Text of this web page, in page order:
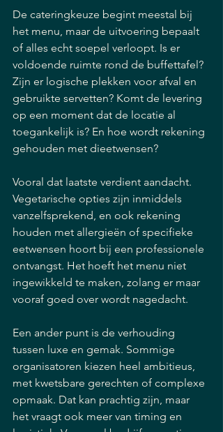
De cateringkeuze begint meestal bij
het menu, maar de uitvoering bepaalt
of alles echt soepel verloopt. Is er
voldoende ruimte rond de buffettafel?
Zijn er logische plekken voor afval en
gebruikte servetten? Komt de levering
op een moment dat de locatie al
toegankelijk is? En hoe wordt rekening
gehouden met dieetwensen?
Vooral dat laatste verdient aandacht.
Vegetarische opties zijn inmiddels
vanzelfsprekend, en ook rekening
houden met allergieën of specifieke
eetwensen hoort bij een professionele
ontvangst. Het hoeft het menu niet
ingewikkeld te maken, zolang er maar
vooraf goed over wordt nagedacht.
Een ander punt is de verhouding
tussen luxe en gemak. Sommige
organisatoren kiezen heel ambitieus,
met kwetsbare gerechten of complexe
opmaak. Dat kan prachtig zijn, maar
het vraagt ook meer van timing en